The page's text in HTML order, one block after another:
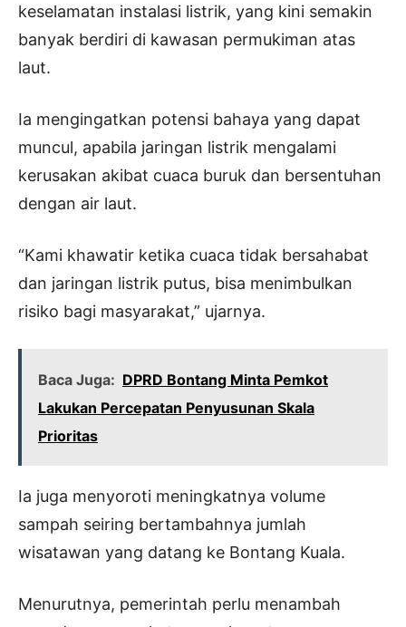
keselamatan instalasi listrik, yang kini semakin
banyak berdiri di kawasan permukiman atas
laut.
Ia mengingatkan potensi bahaya yang dapat
muncul, apabila jaringan listrik mengalami
kerusakan akibat cuaca buruk dan bersentuhan
dengan air laut.
“Kami khawatir ketika cuaca tidak bersahabat
dan jaringan listrik putus, bisa menimbulkan
risiko bagi masyarakat,” ujarnya.
Baca Juga: DPRD Bontang Minta Pemkot
Lakukan Percepatan Penyusunan Skala
Prioritas
Ia juga menyoroti meningkatnya volume
sampah seiring bertambahnya jumlah
wisatawan yang datang ke Bontang Kuala.
Menurutnya, pemerintah perlu menambah